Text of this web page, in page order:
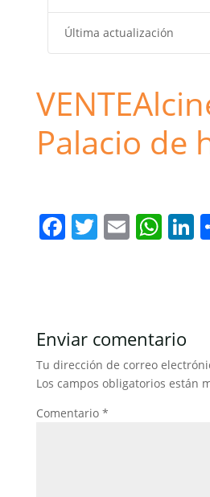
Última actualización
Palacio de
F
b
o
o
k
T E W
A
p
p
n
Enviar comentario
Tu dirección de correo
Los campos obligatorios están
Comentario *